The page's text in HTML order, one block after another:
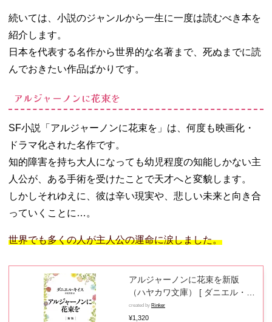
続いては、小説のジャンルから一生に一度は読むべき本を
紹介します。
日本を代表する名作から世界的な名著まで、死ぬまでに読
んでおきたい作品ばかりです。
アルジャーノンに花束を
SF小説「アルジャーノンに花束を」は、何度も映画化・
ドラマ化された名作です。
知的障害を持ち大人になっても幼児程度の知能しかない主
人公が、ある手術を受けたことで天才へと変貌します。
しかしそれゆえに、彼は辛い現実や、悲しい未来と向き合
っていくことに…。
世界でも多くの人が主人公の運命に涙しました。
アルジャーノンに花束を新版
（ハヤカワ文庫） [ ダニエル・キ
イス ]
created by Rinker
¥1,320